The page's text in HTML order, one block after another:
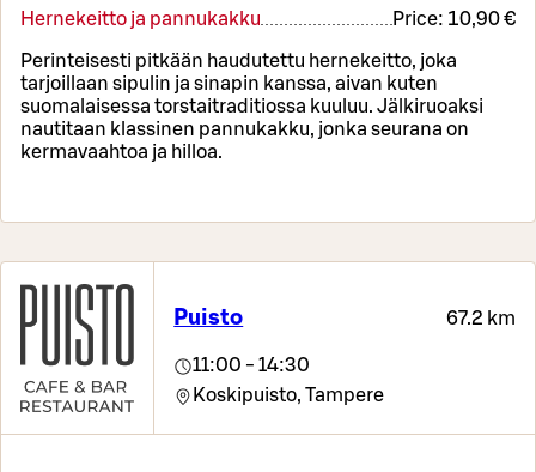
Hernekeitto ja pannukakku Price: 10,90 €
Perinteisesti pitkään haudutettu hernekeitto, joka
tarjoillaan sipulin ja sinapin kanssa, aivan kuten
suomalaisessa torstaitraditiossa kuuluu. Jälkiruoaksi
nautitaan klassinen pannukakku, jonka seurana on
kermavaahtoa ja hilloa.
Puisto 67.2 km
11:00 - 14:30
Koskipuisto, Tampere